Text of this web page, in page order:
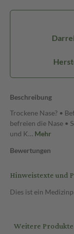
Beschreibung
Trockene Nase? •
befreien die Nase •
und K… Mehr
Bewertungen
Hinweistexte und
Dies ist ein
Weitere